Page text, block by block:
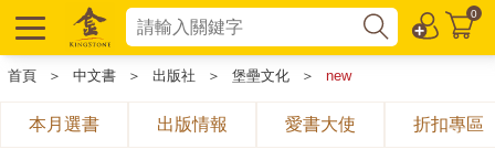
0
首頁 ＞ 中文書 ＞ 出版社 ＞ 堡壘文化 ＞ new
本月選書 出版情報 愛書大使 折扣專區